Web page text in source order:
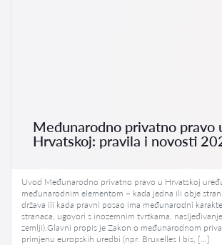
Međunarodno privatno pravo
Hrvatskoj: pravila i novosti
Uvod Međunarodno privatno pravo u Hrvatskoj
međunarodnim elementom – kada jedna ili obje
država ili kada pravni posao ima međunarodni
stranaca, ugovori s inozemnim tvrtkama,
zemlji).Glavni propis je Zakon o međunarodnom
primjenu europskih uredbi (npr. Bruxelles I bis, […]